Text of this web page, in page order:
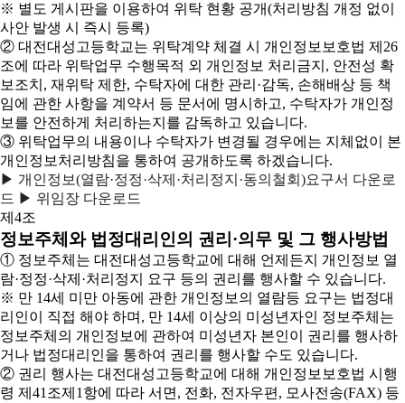
※ 별도 게시판을 이용하여 위탁 현황 공개(처리방침 개정 없이
사안 발생 시 즉시 등록)
② 대전대성고등학교는 위탁계약 체결 시 개인정보보호법 제26
조에 따라 위탁업무 수행목적 외 개인정보 처리금지, 안전성 확
보조치, 재위탁 제한, 수탁자에 대한 관리·감독, 손해배상 등 책
임에 관한 사항을 계약서 등 문서에 명시하고, 수탁자가 개인정
보를 안전하게 처리하는지를 감독하고 있습니다.
③ 위탁업무의 내용이나 수탁자가 변경될 경우에는 지체없이 본
개인정보처리방침을 통하여 공개하도록 하겠습니다.
▶ 개인정보(열람·정정·삭제·처리정지·동의철회)요구서 다운로
드 ▶ 위임장 다운로드
제4조
정보주체와 법정대리인의 권리·의무 및 그 행사방법
① 정보주체는 대전대성고등학교에 대해 언제든지 개인정보 열
람·정정·삭제·처리정지 요구 등의 권리를 행사할 수 있습니다.
※ 만 14세 미만 아동에 관한 개인정보의 열람등 요구는 법정대
리인이 직접 해야 하며, 만 14세 이상의 미성년자인 정보주체는
정보주체의 개인정보에 관하여 미성년자 본인이 권리를 행사하
거나 법정대리인을 통하여 권리를 행사할 수도 있습니다.
② 권리 행사는 대전대성고등학교에 대해 개인정보보호법 시행
령 제41조제1항에 따라 서면, 전화, 전자우편, 모사전송(FAX) 등